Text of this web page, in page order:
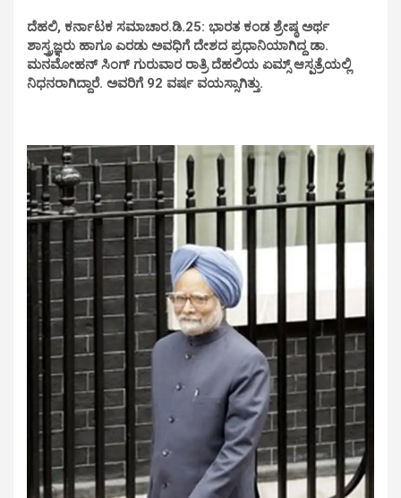
ದೆಹಲಿ, ಕರ್ನಾಟಕ ಸಮಾಚಾರ.ಡಿ.25: ಭಾರತ ಕಂಡ ಶ್ರೇಷ್ಠ ಅರ್ಥ
ಶಾಸ್ತ್ರಜ್ಞರು ಹಾಗೂ ಎರಡು ಅವಧಿಗೆ ದೇಶದ ಪ್ರಧಾನಿಯಾಗಿದ್ದ ಡಾ.
ಮನಮೋಹನ್ ಸಿಂಗ್ ಗುರುವಾರ ರಾತ್ರಿ ದೆಹಲಿಯ ಏಮ್ಸ್ ಆಸ್ಪತ್ರೆಯಲ್ಲಿ
ನಿಧನರಾಗಿದ್ದಾರೆ. ಅವರಿಗೆ 92 ವರ್ಷ ವಯಸ್ಸಾಗಿತ್ತು.